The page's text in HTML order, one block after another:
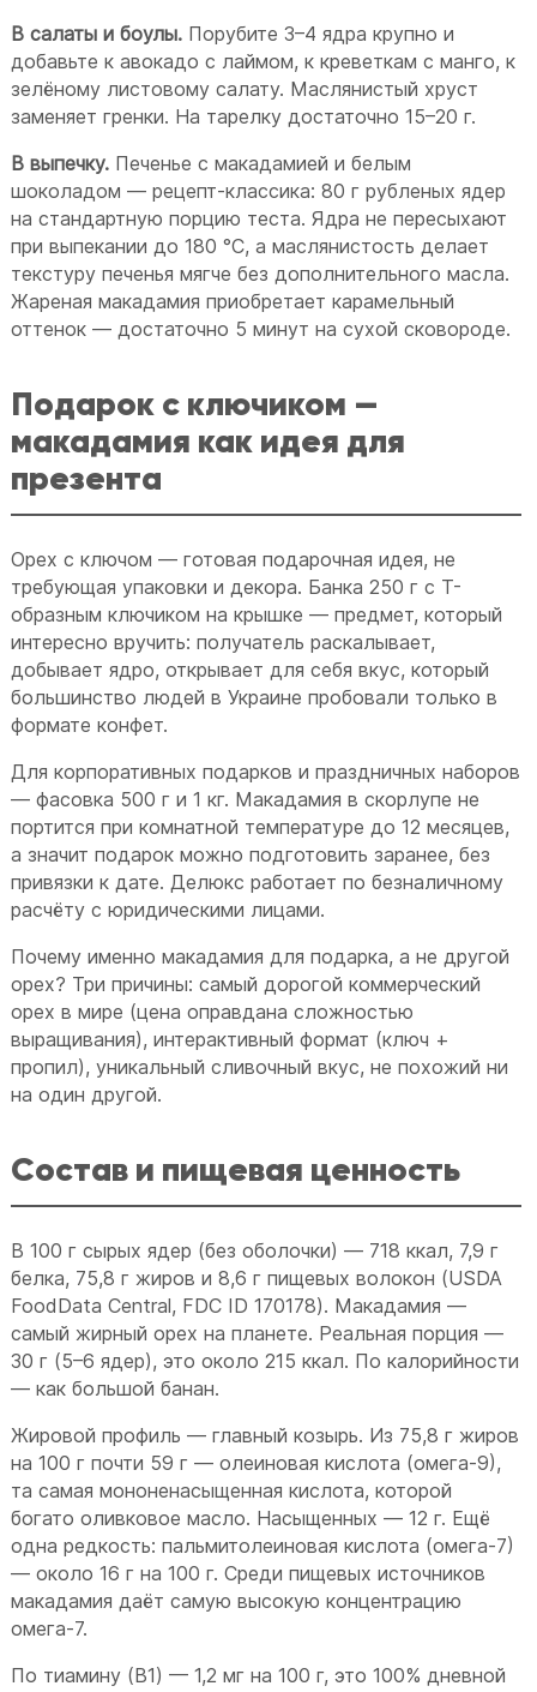
В салаты и боулы. Порубите 3–4 ядра крупно и
добавьте к авокадо с лаймом, к креветкам с манго, к
зелёному листовому салату. Маслянистый хруст
заменяет гренки. На тарелку достаточно 15–20 г.
В выпечку. Печенье с макадамией и белым
шоколадом — рецепт-классика: 80 г рубленых ядер
на стандартную порцию теста. Ядра не пересыхают
при выпекании до 180 °C, а маслянистость делает
текстуру печенья мягче без дополнительного масла.
Жареная макадамия приобретает карамельный
оттенок — достаточно 5 минут на сухой сковороде.
Подарок с ключиком —
макадамия как идея для
презента
Орех с ключом — готовая подарочная идея, не
требующая упаковки и декора. Банка 250 г с Т-
образным ключиком на крышке — предмет, который
интересно вручить: получатель раскалывает,
добывает ядро, открывает для себя вкус, который
большинство людей в Украине пробовали только в
формате конфет.
Для корпоративных подарков и праздничных наборов
— фасовка 500 г и 1 кг. Макадамия в скорлупе не
портится при комнатной температуре до 12 месяцев,
а значит подарок можно подготовить заранее, без
привязки к дате. Делюкс работает по безналичному
расчёту с юридическими лицами.
Почему именно макадамия для подарка, а не другой
орех? Три причины: самый дорогой коммерческий
орех в мире (цена оправдана сложностью
выращивания), интерактивный формат (ключ +
пропил), уникальный сливочный вкус, не похожий ни
на один другой.
Состав и пищевая ценность
В 100 г сырых ядер (без оболочки) — 718 ккал, 7,9 г
белка, 75,8 г жиров и 8,6 г пищевых волокон (USDA
FoodData Central, FDC ID 170178). Макадамия —
самый жирный орех на планете. Реальная порция —
30 г (5–6 ядер), это около 215 ккал. По калорийности
— как большой банан.
Жировой профиль — главный козырь. Из 75,8 г жиров
на 100 г почти 59 г — олеиновая кислота (омега-9),
та самая мононенасыщенная кислота, которой
богато оливковое масло. Насыщенных — 12 г. Ещё
одна редкость: пальмитолеиновая кислота (омега-7)
— около 16 г на 100 г. Среди пищевых источников
макадамия даёт самую высокую концентрацию
омега-7.
По тиамину (B1) — 1,2 мг на 100 г, это 100% дневной